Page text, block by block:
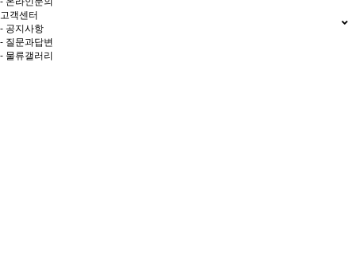
고객센터
- 공지사항
- 질문과답변
- 물류갤러리